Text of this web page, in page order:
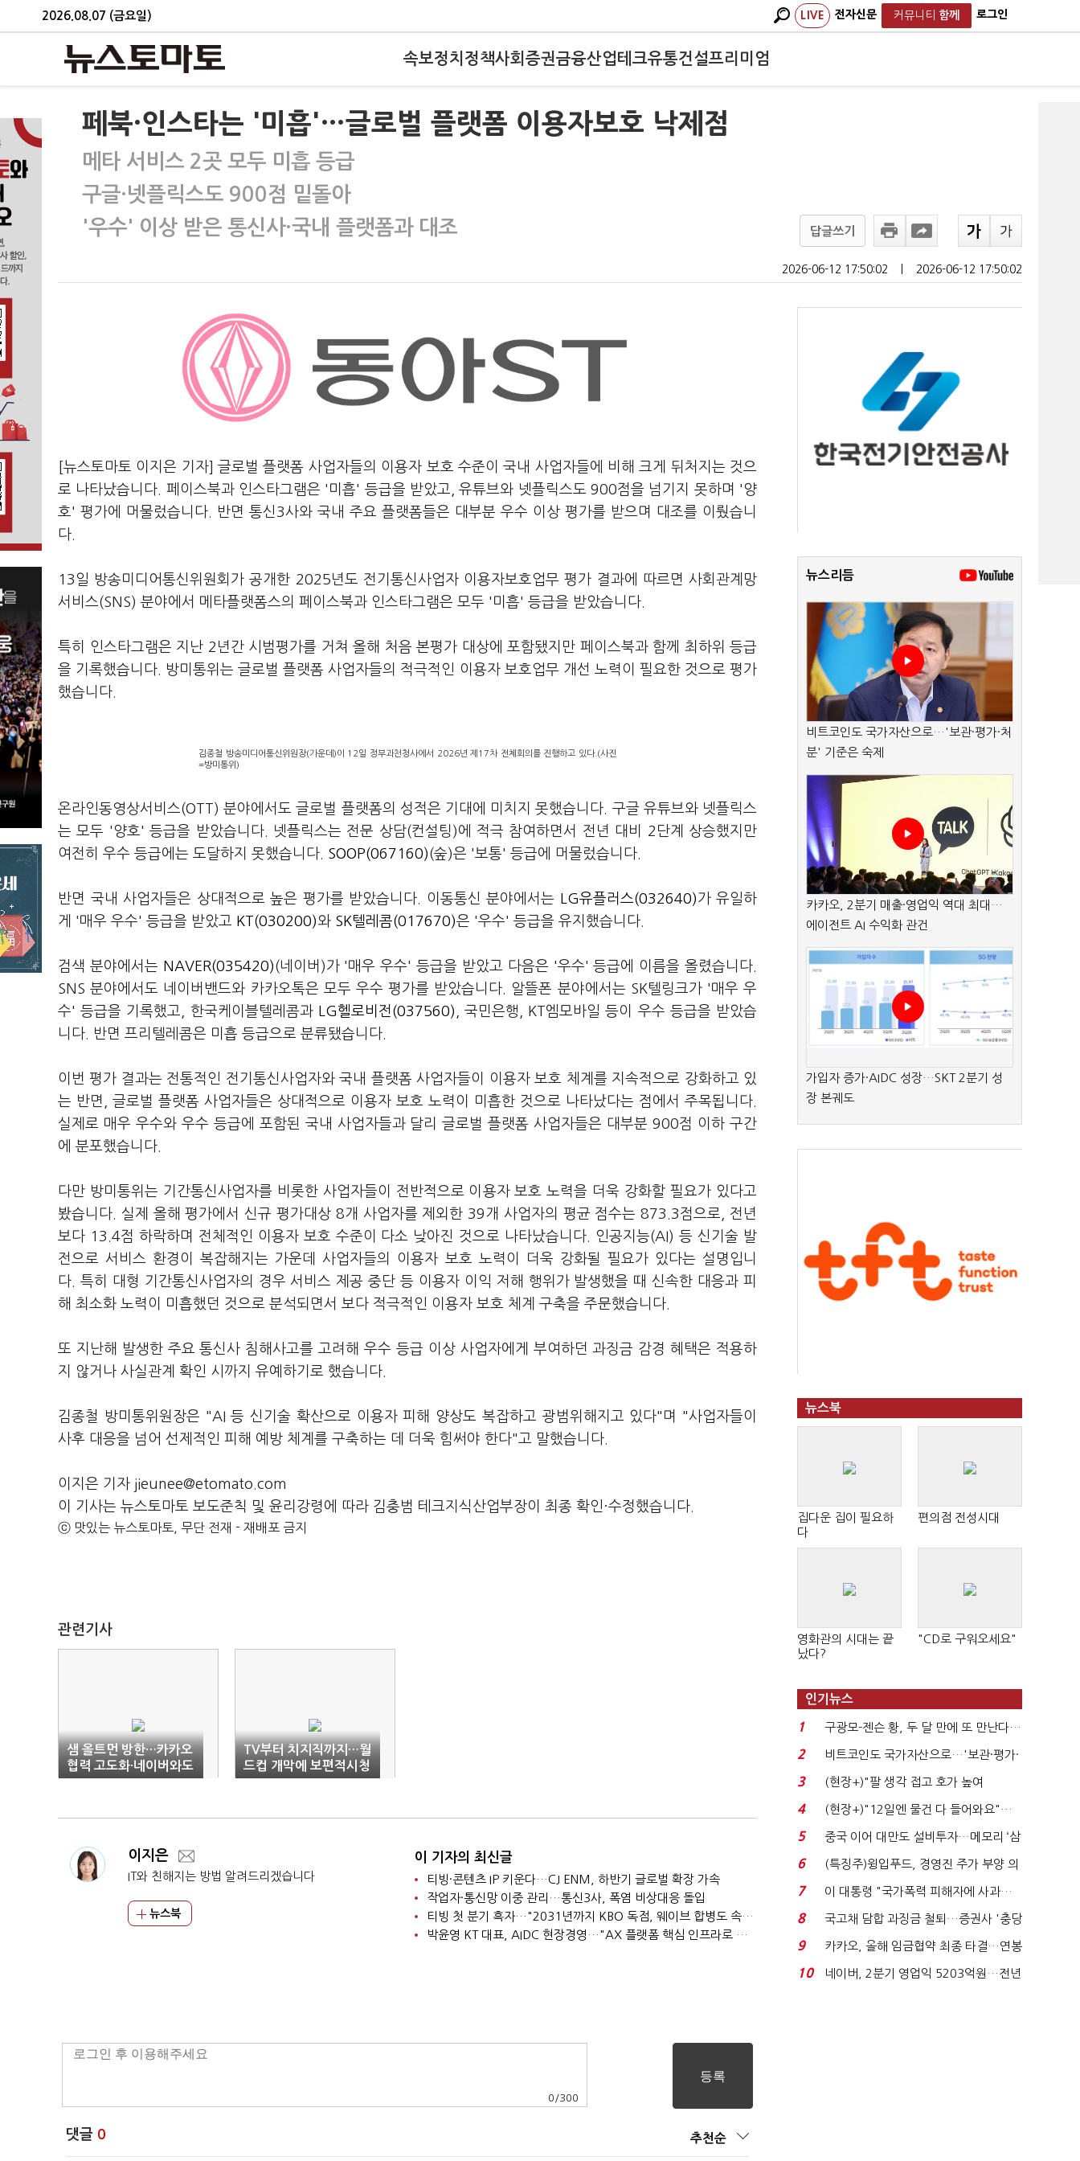
2026.08.07 (금요일) LIVE 전자신문 커뮤니티 함께 로그인
속보정치 정책사회 증권금융산업테크유통건설프리미엄
페북·인스타는 '미흡'…글로벌 플랫폼 이용자보호 낙제점
메타 서비스 2곳 모두 미흡 등급
구글·넷플릭스도 900점 밑돌아
'우수' 이상 받은 통신사·국내 플랫폼과 대조
답글쓰기
2026-06-12 17:50:02 2026-06-12 17:50:02
[뉴스토마토 이지은 기자] 글로벌 플랫폼 사업자들의 이용자 보호 수준이 국내 사업자들에 비해 크게 뒤처지는 것으
로 나타났습니다. 페이스북과 인스타그램은 '미흡' 등급을 받았고, 유튜브와 넷플릭스도 900점을 넘기지 못하며 '양
호' 평가에 머물렀습니다. 반면 통신3사와 국내 주요 플랫폼들은 대부분 우수 이상 평가를 받으며 대조를 이뤘습니
다.
13일 방송미디어통신위원회가 공개한 2025년도 전기통신사업자 이용자보호업무 평가 결과에 따르면 사회관계망
서비스(SNS) 분야에서 메타플랫폼스의 페이스북과 인스타그램은 모두 '미흡' 등급을 받았습니다.
특히 인스타그램은 지난 2년간 시범평가를 거쳐 올해 처음 본평가 대상에 포함됐지만 페이스북과 함께 최하위 등급
을 기록했습니다. 방미통위는 글로벌 플랫폼 사업자들의 적극적인 이용자 보호업무 개선 노력이 필요한 것으로 평가
했습니다.
김종철 방송미디어통신위원장(가운데)이 12일 정부과천청사에서 2026년 제17차 전체회의를 진행하고 있다.(사진
=방미통위)
온라인동영상서비스(OTT) 분야에서도 글로벌 플랫폼의 성적은 기대에 미치지 못했습니다. 구글 유튜브와 넷플릭스
는 모두 '양호' 등급을 받았습니다. 넷플릭스는 전문 상담(컨설팅)에 적극 참여하면서 전년 대비 2단계 상승했지만
여전히 우수 등급에는 도달하지 못했습니다. SOOP(067160)(숲)은 '보통' 등급에 머물렀습니다.
반면 국내 사업자들은 상대적으로 높은 평가를 받았습니다. 이동통신 분야에서는 LG유플러스(032640)가 유일하
게 '매우 우수' 등급을 받았고 KT(030200)와 SK텔레콤(017670)은 '우수' 등급을 유지했습니다.
검색 분야에서는 NAVER(035420)(네이버)가 '매우 우수' 등급을 받았고 다음은 '우수' 등급에 이름을 올렸습니다.
SNS 분야에서도 네이버밴드와 카카오톡은 모두 우수 평가를 받았습니다. 알뜰폰 분야에서는 SK텔링크가 '매우 우
수' 등급을 기록했고, 한국케이블텔레콤과
LG헬로비전(037560)
, 국민은행, KT엠모바일 등이 우수 등급을 받았습
니다. 반면 프리텔레콤은 미흡 등급으로 분류됐습니다.
이번 평가 결과는 전통적인 전기통신사업자와 국내 플랫폼 사업자들이 이용자 보호 체계를 지속적으로 강화하고 있
는 반면, 글로벌 플랫폼 사업자들은 상대적으로 이용자 보호 노력이 미흡한 것으로 나타났다는 점에서 주목됩니다.
실제로 매우 우수와 우수 등급에 포함된 국내 사업자들과 달리 글로벌 플랫폼 사업자들은 대부분 900점 이하 구간
에 분포했습니다.
다만 방미통위는 기간통신사업자를 비롯한 사업자들이 전반적으로 이용자 보호 노력을 더욱 강화할 필요가 있다고
봤습니다. 실제 올해 평가에서 신규 평가대상 8개 사업자를 제외한 39개 사업자의 평균 점수는 873.3점으로, 전년
보다 13.4점 하락하며 전체적인 이용자 보호 수준이 다소 낮아진 것으로 나타났습니다. 인공지능(AI) 등 신기술 발
전으로 서비스 환경이 복잡해지는 가운데 사업자들의 이용자 보호 노력이 더욱 강화될 필요가 있다는 설명입니
다. 특히 대형 기간통신사업자의 경우 서비스 제공 중단 등 이용자 이익 저해 행위가 발생했을 때 신속한 대응과 피
해 최소화 노력이 미흡했던 것으로 분석되면서 보다 적극적인 이용자 보호 체계 구축을 주문했습니다.
또 지난해 발생한 주요 통신사 침해사고를 고려해 우수 등급 이상 사업자에게 부여하던 과징금 감경 혜택은 적용하
지 않거나 사실관계 확인 시까지 유예하기로 했습니다.
김종철 방미통위원장은 "AI 등 신기술 확산으로 이용자 피해 양상도 복잡하고 광범위해지고 있다"며 "사업자들이
사후 대응을 넘어 선제적인 피해 예방 체계를 구축하는 데 더욱 힘써야 한다"고 말했습니다.
이지은 기자 jieunee@etomato.com
이 기사는 뉴스토마토 보도준칙 및 윤리강령에 따라 김충범 테크지식산업부장이 최종 확인·수정했습니다.
ⓒ 맛있는 뉴스토마토, 무단 전재 - 재배포 금지
관련기사
샘 올트먼 방한…카카오
협력 고도화·네이버와도
회동
TV부터 치지직까지…월
드컵 개막에 보편적시청
권 시험대
이지은
IT와 친해지는 방법 알려드리겠습니다
뉴스북
이 기자의 최신글
티빙·콘텐츠 IP 키운다…CJ ENM, 하반기 글로벌 확장 가속
작업자·통신망 이중 관리…통신3사, 폭염 비상대응 돌입
티빙 첫 분기 흑자…"2031년까지 KBO 독점, 웨이브 합병도 속도"
박윤영 KT 대표, AIDC 현장경영…"AX 플랫폼 핵심 인프라로 키운다"
0 /300
댓글 0 추천순
뉴스리듬
비트코인도 국가자산으로…'보관·평가·처
분' 기준은 숙제
카카오, 2분기 매출·영업익 역대 최대…
에이전트 AI 수익화 관건
가입자 증가·AIDC 성장…SKT 2분기 성
장 본궤도
뉴스북
집다운 집이 필요하
다
편의점 전성시대
영화관의 시대는 끝
났다?
"CD로 구워오세요"
인기뉴스
1
구광모-젠슨 황, 두 달 만에 또 만난다…
로봇·AI 등 논...
2
비트코인도 국가자산으로…'보관·평가·
처분' 기준은 ...
3
(현장+)"팔 생각 접고 호가 높여
요"…'덜 똘똘한 한 채' 20...
4
(현장+)"12일엔 물건 다 들어와요"…
빈 매대 채우며 문 연 ...
5
중국 이어 대만도 설비투자…메모리 ‘삼
국전쟁’
6
(특징주)윙입푸드, 경영진 주가 부양 의
지에 상한가...
7
이 대통령 "국가폭력 피해자에 사과…
적극적 조사로 진...
8
국고채 담합 과징금 철퇴…증권사 '충당
금 폭탄' 우려...
9
카카오, 올해 임금협약 최종 타결…연봉
6.3% 인상·격려...
10
네이버, 2분기 영업익 5203억원…전년